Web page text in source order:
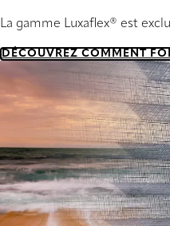
La gamme Luxaflex® est
DÉCOUVREZ COMMENT